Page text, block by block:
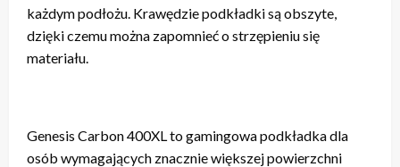
każdym podłożu. Krawędzie podkładki są obszyte,
dzięki czemu można zapomnieć o strzępieniu się
materiału.
Genesis Carbon 400XL to gamingowa podkładka dla
osób wymagających znacznie większej powierzchni